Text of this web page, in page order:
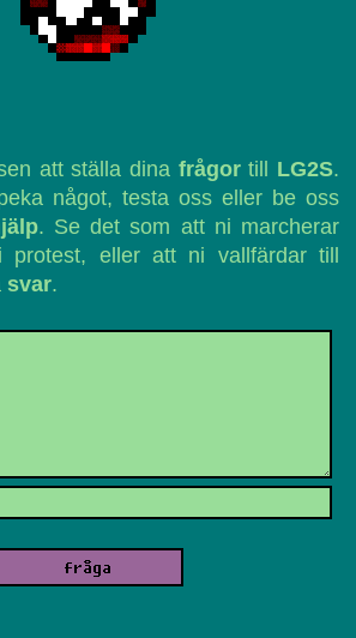
att ställa dina frågortill LG2S.
något, testa oss eller be oss
. Se det som att ni marcherar
protest, eller att ni vallfärdar till
svar.